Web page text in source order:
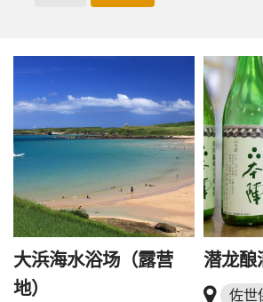
大浜海水浴场（露营
地）
潜龙酿
佐世